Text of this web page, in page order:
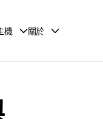
機 關於